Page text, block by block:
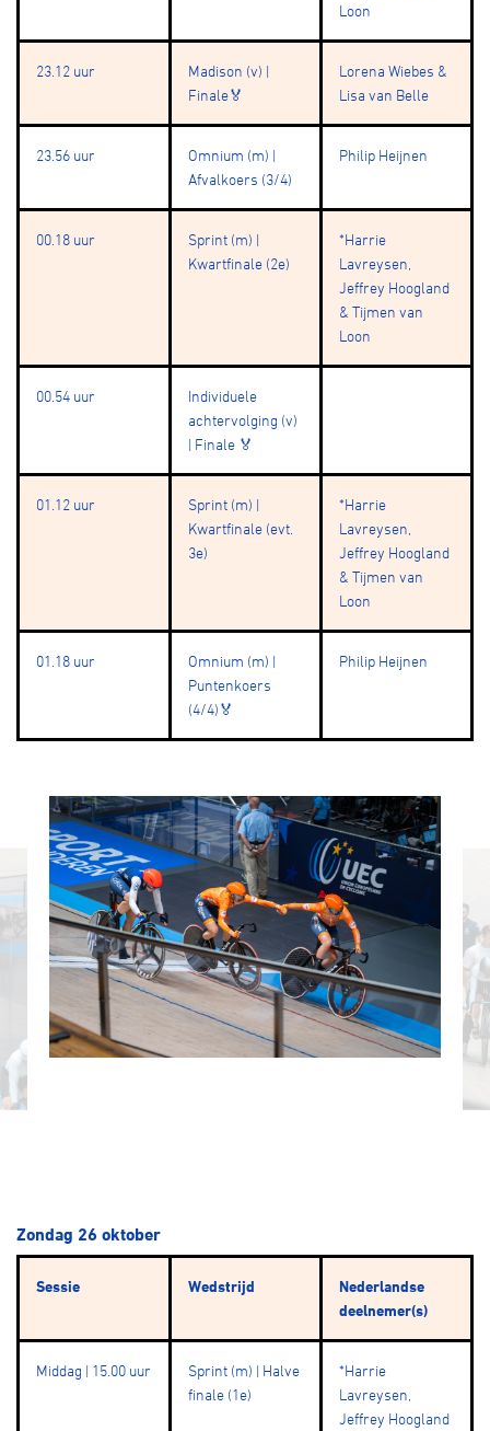
Loon
23.12 uur
Madison (v) |
Finale🏅
Lorena Wiebes &
Lisa van Belle
23.56 uur
Omnium (m) |
Afvalkoers (3/4)
Philip Heijnen
00.18 uur
Sprint (m) |
Kwartfinale (2e)
*Harrie
Lavreysen,
Jeffrey Hoogland
& Tijmen van
Loon
00.54 uur
Individuele
achtervolging (v)
| Finale 🏅
01.12 uur
Sprint (m) |
Kwartfinale (evt.
3e)
*Harrie
Lavreysen,
Jeffrey Hoogland
& Tijmen van
Loon
01.18 uur
Omnium (m) |
Puntenkoers
(4/4)🏅
Philip Heijnen
Zondag 26 oktober
Sessie Wedstrijd
Nederlandse
deelnemer(s)
Middag | 15.00 uur
Sprint (m) | Halve
finale (1e)
*Harrie
Lavreysen,
Jeffrey Hoogland